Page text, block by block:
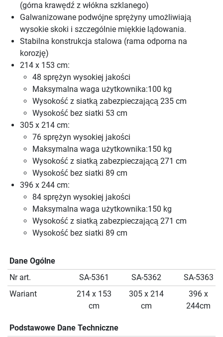
(górna krawędź z włókna szklanego)
Galwanizowane podwójne sprężyny umożliwiają
wysokie skoki i szczególnie miękkie lądowania.
Stabilna konstrukcja stalowa (rama odporna na
korozję)
214 x 153 cm:
48 sprężyn wysokiej jakości
Maksymalna waga użytkownika:100 kg
Wysokość z siatką zabezpieczającą 235 cm
Wysokość bez siatki 53 cm
305 x 214 cm:
76 sprężyn wysokiej jakości
Maksymalna waga użytkownika:150 kg
Wysokość z siatką zabezpieczającą 271 cm
Wysokość bez siatki 89 cm
396 x 244 cm:
84 sprężyn wysokiej jakości
Maksymalna waga użytkownika:150 kg
Wysokość z siatką zabezpieczającą 271 cm
Wysokość bez siatki 89 cm
Dane Ogólne
Nr art.
SA-5361 SA-5362
SA-5363
Wariant
214 x 153
cm
305 x 214
cm
396 x
244cm
Podstawowe Dane Techniczne